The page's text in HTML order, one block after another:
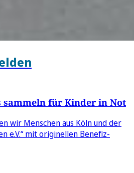
für Kinder in Not
wir Menschen aus Köln und der
e.V.“ mit originellen Benefiz-